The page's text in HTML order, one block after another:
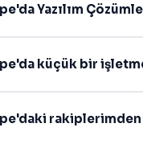
Yazılım
küçük bir
rakiplerimden